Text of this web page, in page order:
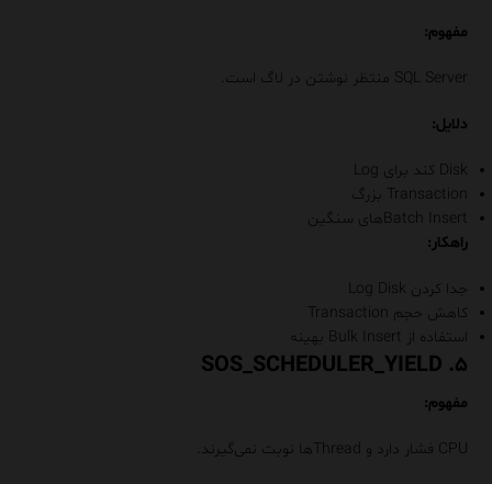
مفهوم:
SQL Server منتظر نوشتن در لاگ است.
دلایل:
Disk کند برای Log
Transaction بزرگ
Batch Insertهای سنگین
راهکار:
جدا کردن Log Disk
کاهش حجم Transaction
استفاده از Bulk Insert بهینه
۵. SOS_SCHEDULER_YIELD
مفهوم:
CPU فشار دارد و Threadها نوبت نمی‌گیرند.